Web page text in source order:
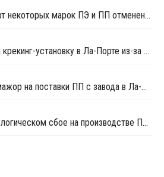
На американский импорт некоторых марок ПЭ и ПП отменены пошлины со стороны Китая
LyondellBassell закрыла крекинг-установку в Ла-Порте из-за снижения давления на компрессоре
Total оставляет форс-мажор на поставки ПП с завода в Ла-Порте в силе
Total сообщила о технологическом сбое на производстве ПП в Ла-Порте